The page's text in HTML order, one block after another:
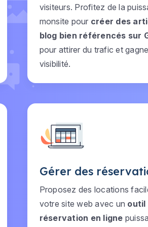
visiteurs. Profitez de la
monsite pour créer des
blog bien référencés sur
pour attirer du trafic et
visibilité.
Gérer des
Proposez des locations
votre site web avec un outil
réservation en ligne